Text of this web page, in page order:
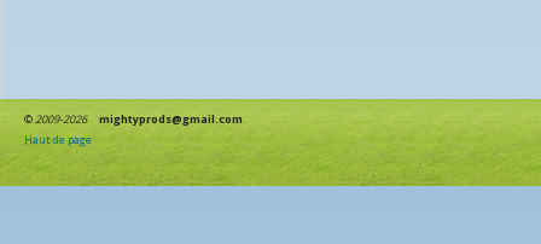
©2009-2026
mightyprods@gmail.com
Haut de page